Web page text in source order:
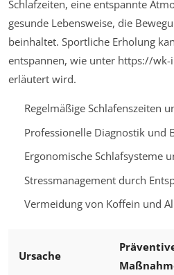
Schlafzeiten, eine entspannte
gesunde Lebensweise, die
beinhaltet. Sportliche Erholung
entspannen, wie unter https://
erläutert wird.
Regelmäßige Schlafenszeiten
Professionelle Diagnostik und
Ergonomische Schlafsysteme
Stressmanagement durch
Vermeidung von Koffein und
Ursache